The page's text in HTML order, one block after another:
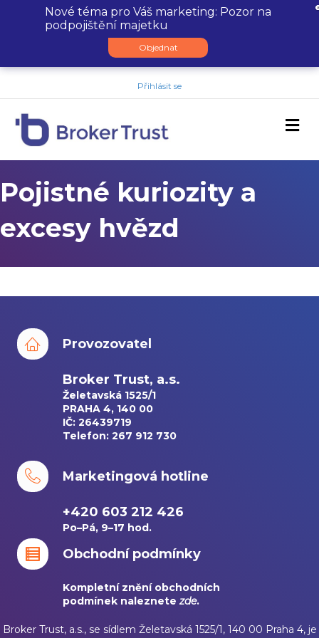
Přihlásit se
Pojistné kuriozity a
excesy hvězd
Provozovatel
Broker Trust, a.s.
Želetavská 1525/1
PRAHA 4, 140 00
IČ: 26439719
Telefon: 267 912 730
Marketingová hotline
+420 603 212 426
Po–Pá, 9–17 hod.
Obchodní podmínky
Kompletní znění obchodních
podmínek naleznetezde.
Broker Trust, a.s., se sídlem Želetavská 1525/1, 140 00 Praha 4, je
Nové téma pro Váš marketing: Pozor na
podpojištění majetku
Objednat